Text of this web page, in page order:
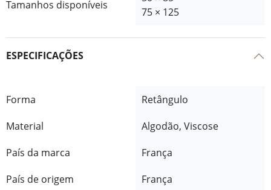
Tamanhos disponíveis
75 × 125
ESPECIFICAÇÕES
Forma
Retângulo
Material
Algodão, Viscose
País da marca
França
País de origem
França